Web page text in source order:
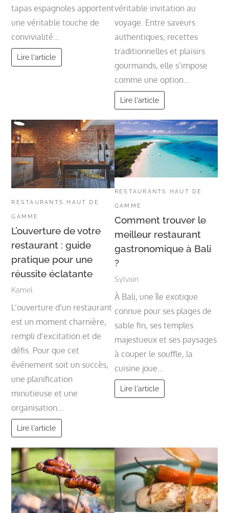
tapas espagnoles apportent
une véritable touche de
convivialité…
Lire l'article
véritable invitation au
voyage. Entre saveurs
authentiques, recettes
traditionnelles et plaisirs
gourmands, elle s’impose
comme une option…
Lire l'article
RESTAURANTS HAUT DE
GAMME
L’ouverture de votre
restaurant : guide
pratique pour une
réussite éclatante
Kamel
L’ouverture d’un restaurant
est un moment charnière,
rempli d’excitation et de
défis. Pour que cet
événement soit un succès,
une planification
minutieuse et une
organisation…
Lire l'article
RESTAURANTS HAUT DE
GAMME
Comment trouver le
meilleur restaurant
gastronomique à Bali
?
Sylvain
À Bali, une île exotique
connue pour ses plages de
sable fin, ses temples
majestueux et ses paysages
à couper le souffle, la
cuisine joue…
Lire l'article